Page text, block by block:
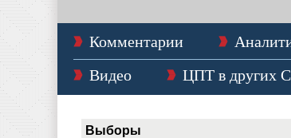
Комментарии
Видео
ЦПТ в других
Выборы